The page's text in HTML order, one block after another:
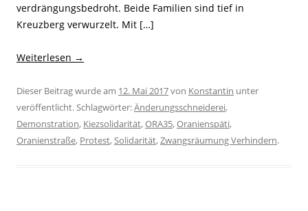
verdrängungsbedroht. Beide Familien sind tief in
Kreuzberg verwurzelt. Mit […]
Weiterlesen →
Dieser Beitrag wurde am 12. Mai 2017von Konstantin unter
veröffentlicht. Schlagwörter:Änderungsschneiderei,
Demonstration, Kiezsolidarität,ORA35,Oranienspäti,
Oranienstraße, Protest,Solidarität,Zwangsräumung Verhindern.